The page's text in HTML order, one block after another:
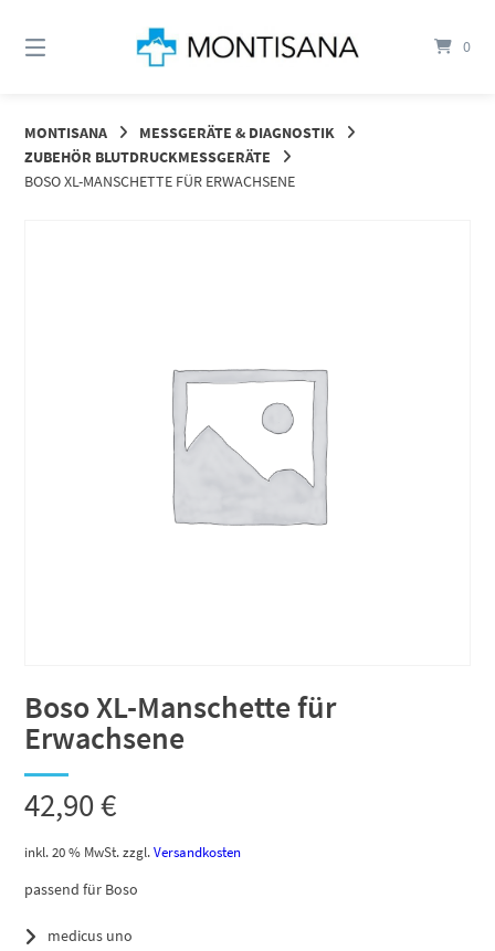
zum
0
MONTISANA
MESSGERÄTE & DIAGNOSTIK
ZUBEHÖR BLUTDRUCKMESSGERÄTE
BOSO XL-MANSCHETTE FÜR ERWACHSENE
Boso XL-Manschette für
Erwachsene
42,90€
inkl. 20 % MwSt. zzgl.Versandkosten
passend für Boso
medicus uno